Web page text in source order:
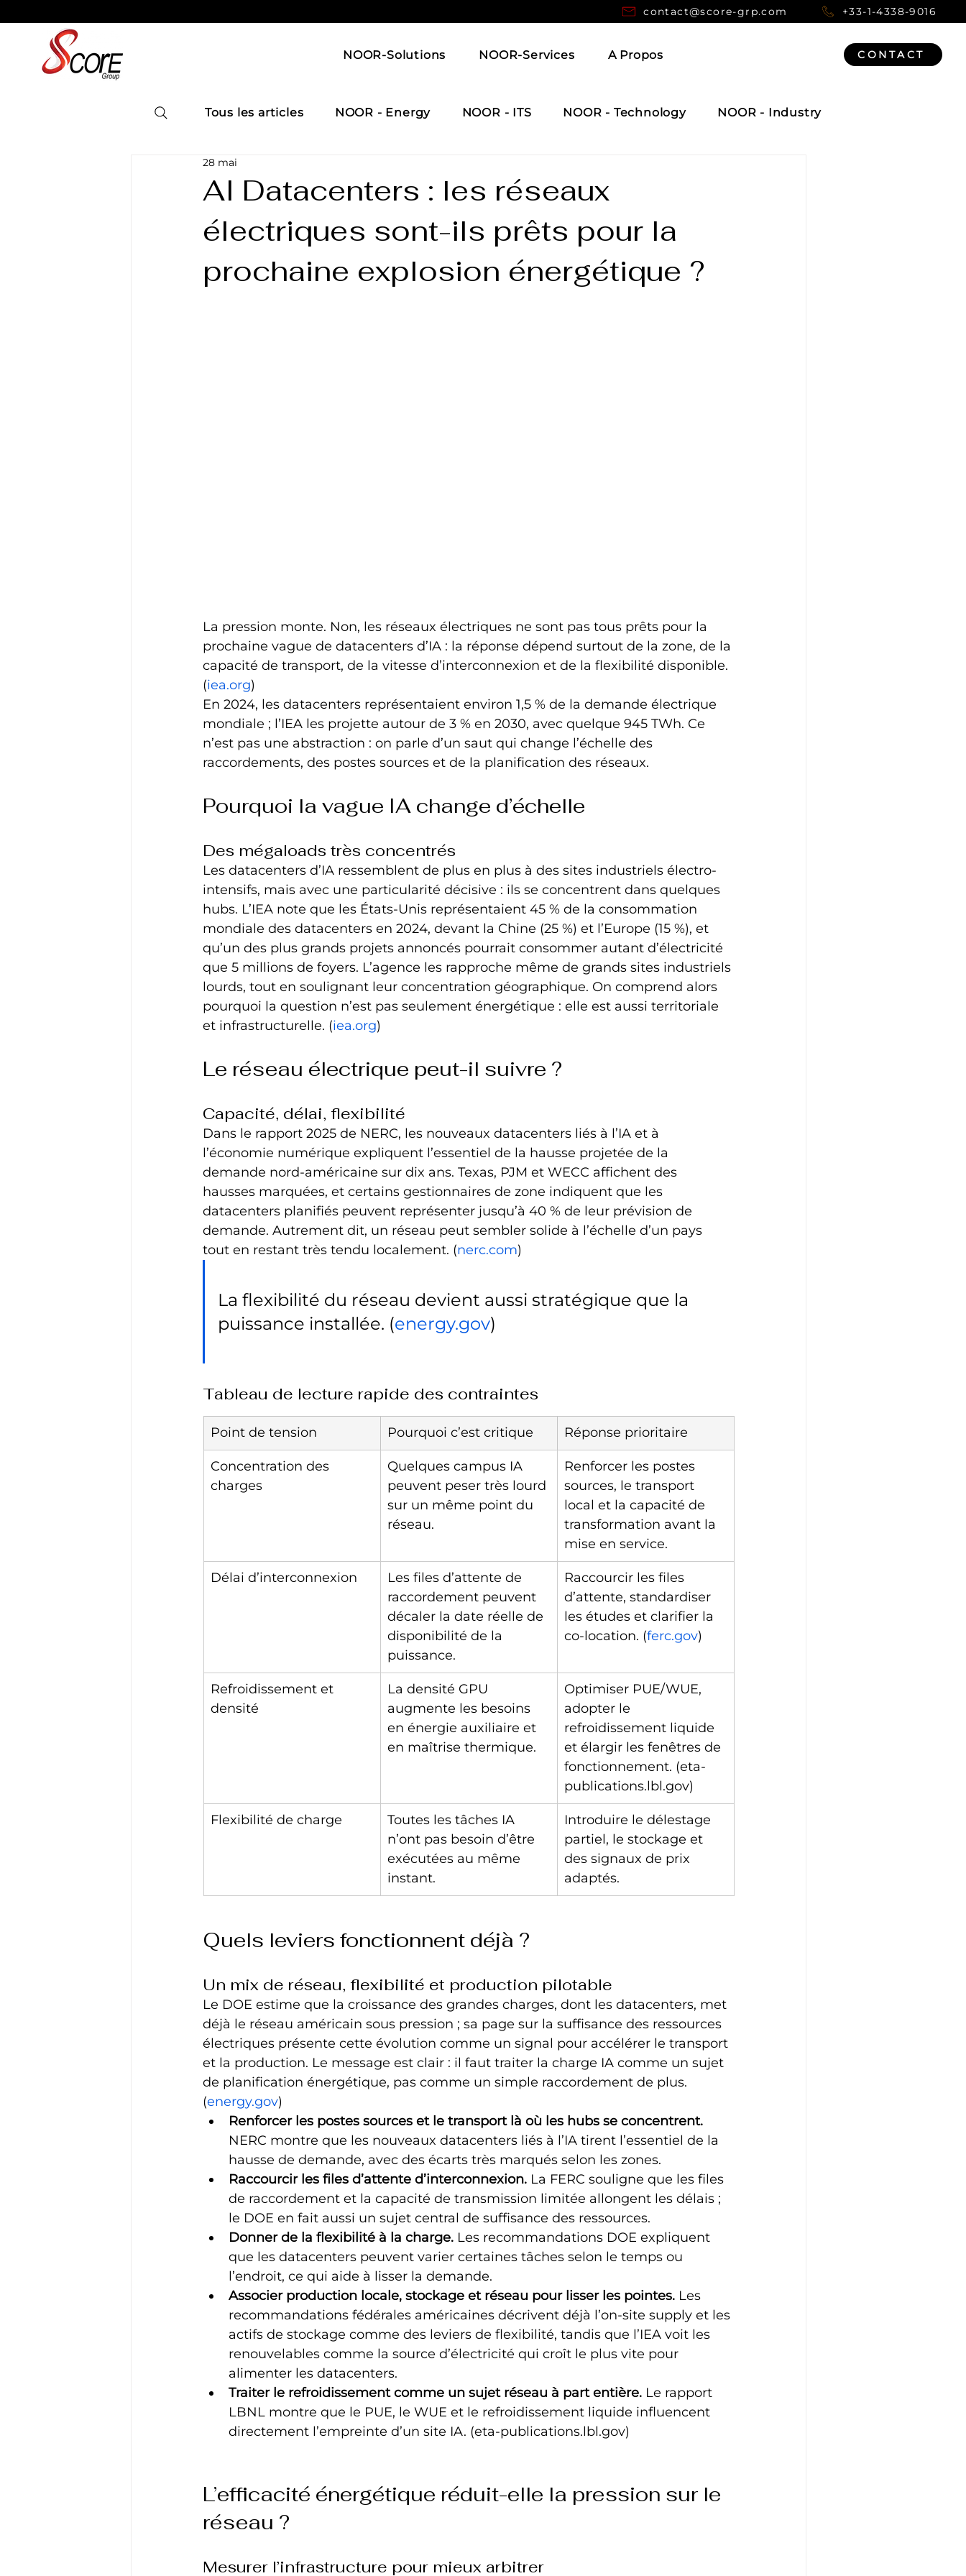
contact@score-grp.com +33-1-4338-9016
NOOR-Solutions NOOR-Services A Propos CONTACT
Tous les articles NOOR - Energy NOOR - ITS NOOR - Technology NOOR - Industry
AI Datacenters : les réseaux
électriques sont-ils prêts pour la
prochaine explosion énergétique ?
28 mai
La pression monte. Non, les réseaux électriques ne sont pas tous prêts pour la
prochaine vague de datacenters d’IA : la réponse dépend surtout de la zone, de la
capacité de transport, de la vitesse d’interconnexion et de la flexibilité disponible.
(iea.org)
En 2024, les datacenters représentaient environ 1,5 % de la demande électrique
mondiale ; l’IEA les projette autour de 3 % en 2030, avec quelque 945 TWh. Ce
n’est pas une abstraction : on parle d’un saut qui change l’échelle des
raccordements, des postes sources et de la planification des réseaux.
Pourquoi la vague IA change d’échelle
Des mégaloads très concentrés
Les datacenters d’IA ressemblent de plus en plus à des sites industriels électro-
intensifs, mais avec une particularité décisive : ils se concentrent dans quelques
hubs. L’IEA note que les États-Unis représentaient 45 % de la consommation
mondiale des datacenters en 2024, devant la Chine (25 %) et l’Europe (15 %), et
qu’un des plus grands projets annoncés pourrait consommer autant d’électricité
que 5 millions de foyers. L’agence les rapproche même de grands sites industriels
lourds, tout en soulignant leur concentration géographique. On comprend alors
pourquoi la question n’est pas seulement énergétique : elle est aussi territoriale
et infrastructurelle. (iea.org)
Le réseau électrique peut-il suivre ?
Capacité, délai, flexibilité
Dans le rapport 2025 de NERC, les nouveaux datacenters liés à l’IA et à
l’économie numérique expliquent l’essentiel de la hausse projetée de la
demande nord-américaine sur dix ans. Texas, PJM et WECC affichent des
hausses marquées, et certains gestionnaires de zone indiquent que les
datacenters planifiés peuvent représenter jusqu’à 40 % de leur prévision de
demande. Autrement dit, un réseau peut sembler solide à l’échelle d’un pays
tout en restant très tendu localement. (nerc.com)
La flexibilité du réseau devient aussi stratégique que la
puissance installée. (energy.gov)
Tableau de lecture rapide des contraintes
Point de tension Pourquoi c’est critique Réponse prioritaire
Concentration des
charges
Quelques campus IA
peuvent peser très lourd
sur un même point du
réseau.
Renforcer les postes
sources, le transport
local et la capacité de
transformation avant la
mise en service.
Délai d’interconnexion
Les files d’attente de
raccordement peuvent
décaler la date réelle de
disponibilité de la
puissance.
Raccourcir les files
d’attente, standardiser
les études et clarifier la
co-location. (ferc.gov)
Refroidissement et
densité
La densité GPU
augmente les besoins
en énergie auxiliaire et
en maîtrise thermique.
Optimiser PUE/WUE,
adopter le
refroidissement liquide
et élargir les fenêtres de
fonctionnement. (eta-
publications.lbl.gov)
Flexibilité de charge
Toutes les tâches IA
n’ont pas besoin d’être
exécutées au même
instant.
Introduire le délestage
partiel, le stockage et
des signaux de prix
adaptés.
Quels leviers fonctionnent déjà ?
Un mix de réseau, flexibilité et production pilotable
Le DOE estime que la croissance des grandes charges, dont les datacenters, met
déjà le réseau américain sous pression ; sa page sur la suffisance des ressources
électriques présente cette évolution comme un signal pour accélérer le transport
et la production. Le message est clair : il faut traiter la charge IA comme un sujet
de planification énergétique, pas comme un simple raccordement de plus.
(energy.gov)
Renforcer les postes sources et le transport là où les hubs se concentrent.
NERC montre que les nouveaux datacenters liés à l’IA tirent l’essentiel de la
hausse de demande, avec des écarts très marqués selon les zones.
Raccourcir les files d’attente d’interconnexion. La FERC souligne que les files
de raccordement et la capacité de transmission limitée allongent les délais ;
le DOE en fait aussi un sujet central de suffisance des ressources.
Donner de la flexibilité à la charge. Les recommandations DOE expliquent
que les datacenters peuvent varier certaines tâches selon le temps ou
l’endroit, ce qui aide à lisser la demande.
Associer production locale, stockage et réseau pour lisser les pointes. Les
recommandations fédérales américaines décrivent déjà l’on-site supply et les
actifs de stockage comme des leviers de flexibilité, tandis que l’IEA voit les
renouvelables comme la source d’électricité qui croît le plus vite pour
alimenter les datacenters.
Traiter le refroidissement comme un sujet réseau à part entière. Le rapport
LBNL montre que le PUE, le WUE et le refroidissement liquide influencent
directement l’empreinte d’un site IA. (eta-publications.lbl.gov)
L’efficacité énergétique réduit-elle la pression sur le
réseau ?
Mesurer l’infrastructure pour mieux arbitrer